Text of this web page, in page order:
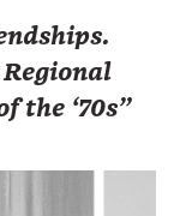
the ‘70s"